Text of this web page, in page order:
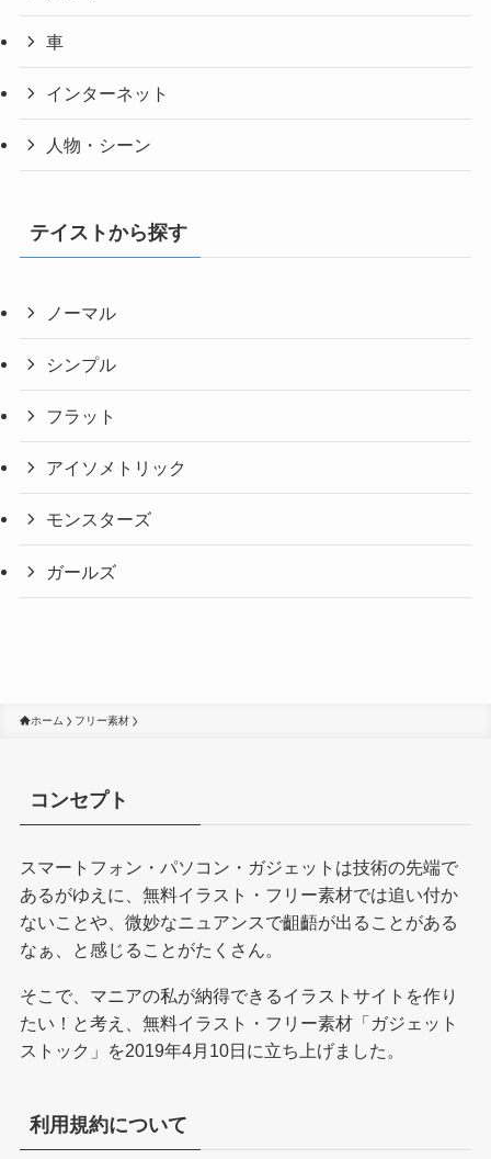
車
インターネット
人物・シーン
テイストから探す
ノーマル
シンプル
フラット
アイソメトリック
モンスターズ
ガールズ
ホーム フリー素材
コンセプト
スマートフォン・パソコン・ガジェットは技術の先端で
あるがゆえに、無料イラスト・フリー素材では追い付か
ないことや、微妙なニュアンスで齟齬が出ることがある
なぁ、と感じることがたくさん。
そこで、マニアの私が納得できるイラストサイトを作り
たい！と考え、無料イラスト・フリー素材「ガジェット
ストック」を2019年4月10日に立ち上げました。
利用規約について